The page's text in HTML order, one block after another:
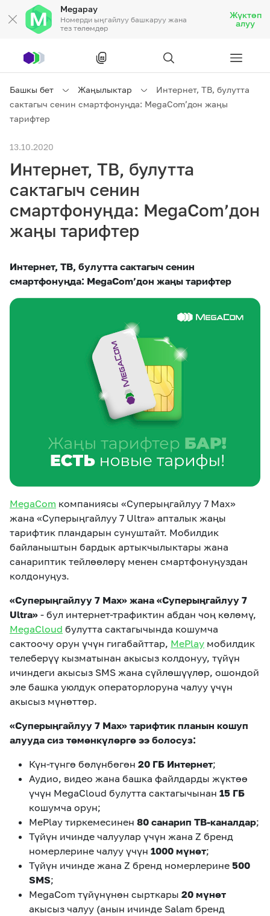
Megapay
Номерди ыңгайлуу башкаруу жана
тез төлөмдөр
Жүктөп
алуу
Жеке кардарларга
Жеке кардарларга
Ишкердик үчүн
Байланыш
Тарифтер Акциялар Роуминг
Көңүл ачуучу
Номерди тандоо SIM жеткирүү
Жаңылыктар
Өнөктөштөргө
Башкы бет Жаңылыктар
Интернет, ТВ, булутта
сактагыч сенин смартфонуңда: MegaCom’дон жаңы
тарифтер
13.10.2020
Интернет, ТВ, булутта
сактагыч сенин
смартфонуңда: MegaCom’дон
жаңы тарифтер
Интернет, ТВ, булутта сактагыч сенин
смартфонуңда: MegaCom’дон жаңы тарифтер
MegaCom компаниясы «Суперыңгайлуу 7 Max»
жана «Суперыңгайлуу 7 Ultra» апталык жаңы
тарифтик пландарын сунуштайт. Мобилдик
байланыштын бардык артыкчылыктары жана
санариптик тейлөөлөрү менен смартфонуңуздан
колдонуңуз.
«Суперыңгайлуу 7 Max» жана «Суперыңгайлуу 7
Ultra» - бул интернет-трафиктин абдан чоң көлөмү,
MegaCloud булутта сактагычында кошумча
сактоочу орун үчүн гигабайттар, MePlay мобилдик
телеберүү кызматынан акысыз колдонуу, түйүн
ичиндеги акысыз SMS жана сүйлөшүүлөр, ошондой
эле башка уюлдук операторлоруна чалуу үчүн
акысыз мүнөттөр.
«Суперыңгайлуу 7 Max» тарифтик планын кошуп
алууда сиз төмөнкүлөргө ээ болосуз:
Күн-түнгө бөлүнбөгөн 20 ГБ Интернет;
Аудио, видео жана башка файлдарды жүктөө
үчүн MegaCloud булутта сактагычынан 15 ГБ
кошумча орун;
MePlay тиркемесинен 80 санарип ТВ-каналдар;
Түйүн ичинде чалуулар үчүн жана Z бренд
номерлерине чалуу үчүн 1000 мүнөт;
Түйүн ичинде жана Z бренд номерлерине 500
SMS;
MegaCom түйүнүнөн сырткары 20 мүнөт
акысыз чалуу (анын ичинде Salam бренд